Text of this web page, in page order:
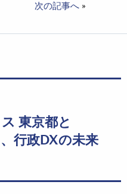
次の記事へ »
東京都と
行政DXの未来